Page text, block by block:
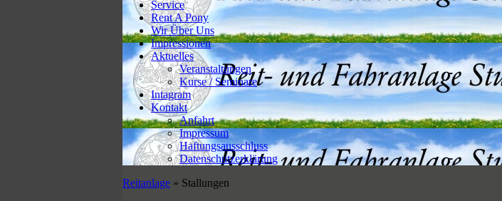
Service
Rent A Pony
Wir Über Uns
Impressionen
Aktuelles
Veranstaltungen
Kurse / Seminare
Intagram
Kontakt
Anfahrt
Impressum
Haftungsausschluss
Datenschutzerklärung
Reitanlage » Stallungen